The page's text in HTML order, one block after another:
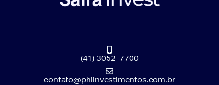
(41) 3052-7700
contato@phiinvestimentos.com.br